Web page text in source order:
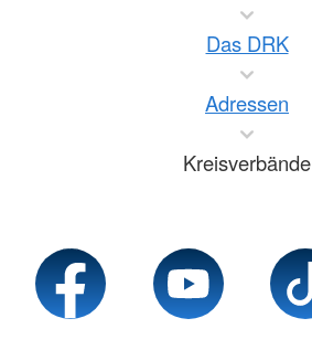
Das DRK
Adressen
Kreisverbände